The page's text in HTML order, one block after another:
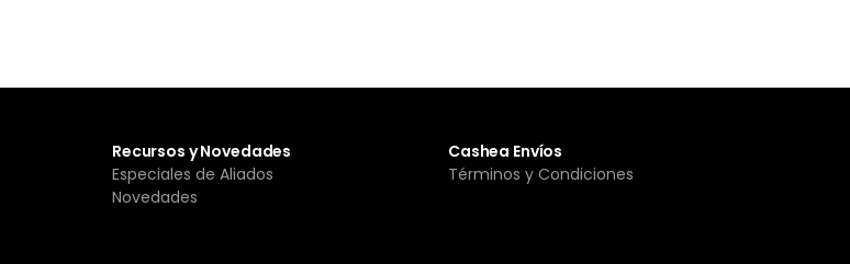
Recursos y Novedades
Especiales de Aliados
Novedades
Cashea Envíos
Términos y Condiciones